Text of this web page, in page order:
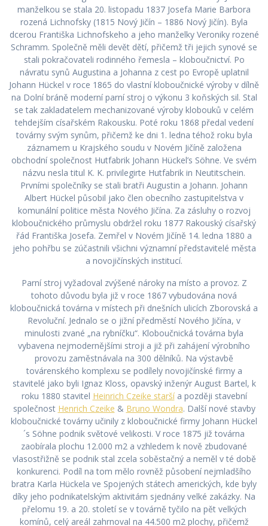
manželkou se stala 20. listopadu 1837 Josefa Marie Barbora
rozená Lichnofsky (1815 Nový Jičín – 1886 Nový Jičín). Byla
dcerou Františka Lichnofskeho a jeho manželky Veroniky rozené
Schramm. Společně měli devět dětí, přičemž tři jejich synové se
stali pokračovateli rodinného řemesla – kloboučnictví. Po
návratu synů Augustina a Johanna z cest po Evropě uplatnil
Johann Hückel v roce 1865 do vlastní kloboučnické výroby v dílně
na Dolní bráně moderní parní stroj o výkonu 3 koňských sil. Stal
se tak zakladatelem mechanizované výroby klobouků v celém
tehdejším císařském Rakousku. Poté roku 1868 předal vedení
továrny svým synům, přičemž ke dni 1. ledna téhož roku byla
záznamem u Krajského soudu v Novém Jičíně založena
obchodní společnost Hutfabrik Johann Hückel’s Söhne. Ve svém
názvu nesla titul K. K. privilegirte Hutfabrik in Neutitschein.
Prvními společníky se stali bratři Augustin a Johann. Johann
Albert Hückel působil jako člen obecního zastupitelstva v
komunální politice města Nového Jičína. Za zásluhy o rozvoj
kloboučnického průmyslu obdržel roku 1877 Rakouský císařský
řád Františka Josefa. Zemřel v Novém Jičíně 14. ledna 1880 a
jeho pohřbu se zúčastnili všichni významní představitelé města
a novojičínských institucí.
Parní stroj vyžadoval zvýšené nároky na místo a provoz. Z
tohoto důvodu byla již v roce 1867 vybudována nová
kloboučnická továrna v místech při dnešních ulicích Zborovská a
Revoluční. Jednalo se o jižní předměstí Nového Jičína, v
minulosti zvané „na rybníčku“. Kloboučnická továrna byla
vybavena nejmodernějšími stroji a již při zahájení výrobního
provozu zaměstnávala na 300 dělníků. Na výstavbě
továrenského komplexu se podílely novojičínské firmy a
stavitelé jako byli Ignaz Kloss, opavský inženýr August Bartel, k
roku 1880 stavitel Heinrich Czeike staršía později stavební
společnost Henrich Czeike & Bruno Wondra. Další nové stavby
kloboučnické továrny učinily z kloboučnické firmy Johann Hückel
´s Söhne podnik světové velikosti. V roce 1875 již továrna
zaobírala plochu 12.000 m2 a vzhledem k nově zbudované
vlasostřižně se podnik stal zcela soběstačný a neměl v té době
konkurenci. Podíl na tom mělo rovněž působení nejmladšího
bratra Karla Hückela ve Spojených státech amerických, kde byly
díky jeho podnikatelským aktivitám sjednány velké zakázky. Na
přelomu 19. a 20. století se v továrně tyčilo na pět velkých
komínů, celý areál zahrnoval na 44.500 m2 plochy, přičemž